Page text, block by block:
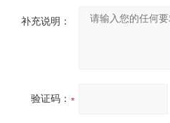
补充说明：
验证码：